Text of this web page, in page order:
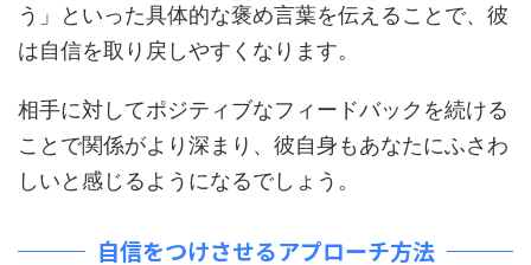
う」といった具体的な褒め言葉を伝えることで、彼
は自信を取り戻しやすくなります。
相手に対してポジティブなフィードバックを続ける
ことで関係がより深まり、彼自身もあなたにふさわ
しいと感じるようになるでしょう。
自信をつけさせるアプローチ方法